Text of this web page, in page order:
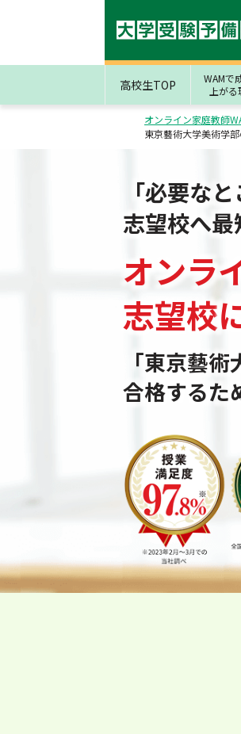
高校生TOP
WAMで
上が
オンライン家庭教師
東京藝術大学美術学
「必要な
志望校へ最
オンラ
志望校
「東京藝
合格するた